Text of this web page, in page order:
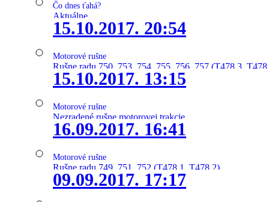
Čo dnes ťahá?
Aktuálne
15.10.2017. 20:54
Motorové rušne
Rušne radu 750, 753, 754, 755, 756, 757 (T478.3,
15.10.2017. 13:15
Motorové rušne
Nezradené rušne motorovej trakcie
16.09.2017. 16:41
Motorové rušne
Rušne radu 749, 751, 752 (T478.1, T478.2)
09.09.2017. 17:17